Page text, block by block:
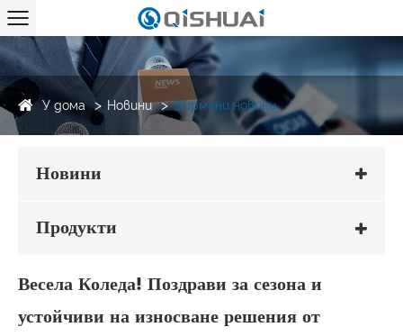
У дома Новини Фирмени новини
Новини
Продукти
Весела Коледа! Поздрави за сезона и
устойчиви на износване решения от